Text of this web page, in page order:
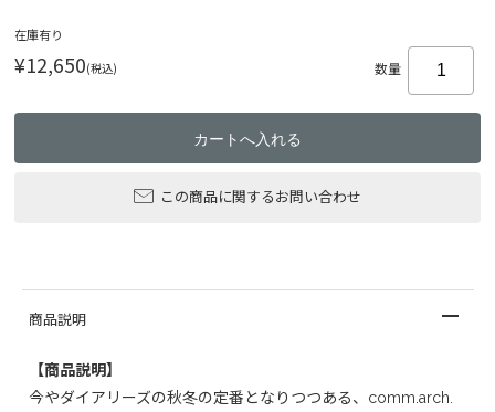
在庫有り
¥12,650(税込) 数量
この商品に関するお問い合わせ
商品説明
【商品説明】
今やダイアリーズの秋冬の定番となりつつある、comm.arch.